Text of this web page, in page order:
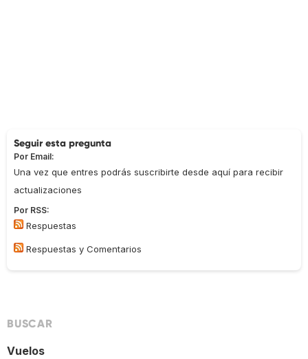
Seguir esta pregunta
Por Email:
Una vez que entres podrás suscribirte desde aquí para recibir
actualizaciones
Por RSS:
Respuestas
Respuestas y Comentarios
BUSCAR
Vuelos